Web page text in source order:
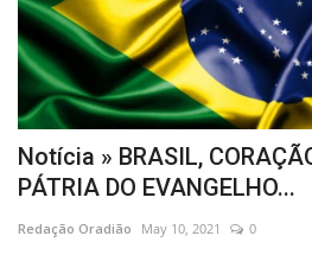
Notícia » BRASIL,
PÁTRIA DO EVANGELHO...
Redação Oradião May 10, 2021 0